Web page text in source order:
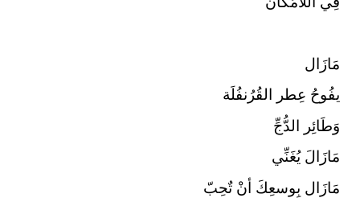
مَازَال
يفُوحُ عِطر القُرُنفُلَة
وَطَائِر الدُّجِّ
مَازَالَ يُغَنِّي
مَازَال بِوسعِكَ أنْ تٌحِبّ